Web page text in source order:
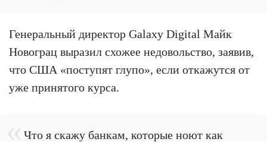
Генеральный директор Galaxy Digital Майк
Новограц выразил схожее недовольство, заявив,
что США «поступят глупо», если откажутся от
уже принятого курса.
Что я скажу банкам, которые ноют как